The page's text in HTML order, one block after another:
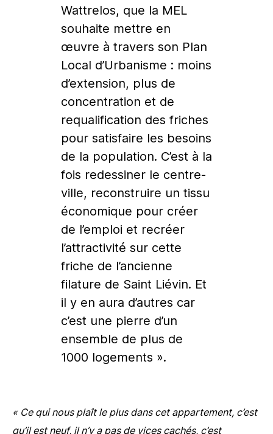
Wattrelos, que la MEL
souhaite mettre en
œuvre à travers son Plan
Local d’Urbanisme : moins
d’extension, plus de
concentration et de
requalification des friches
pour satisfaire les besoins
de la population. C’est à la
fois redessiner le centre-
ville, reconstruire un tissu
économique pour créer
de l’emploi et recréer
l’attractivité sur cette
friche de l’ancienne
filature de Saint Liévin. Et
il y en aura d’autres car
c’est une pierre d’un
ensemble de plus de
1000 logements ».
« Ce qui nous plaît le plus dans cet appartement, c’est
qu’il est neuf, il n’y a pas de vices cachés, c’est